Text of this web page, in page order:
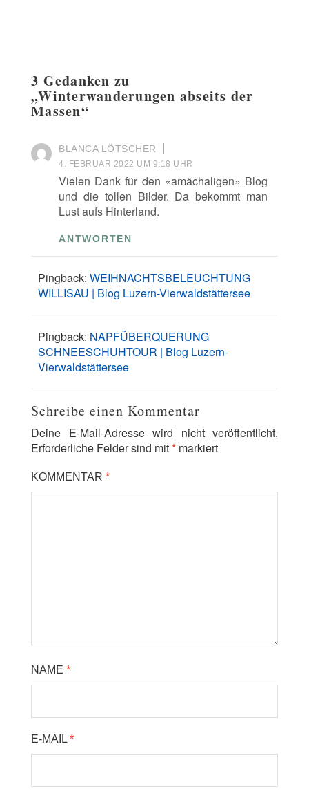
3 Gedanken zu
„Winterwanderungen abseits der
Massen“
BLANCA LÖTSCHER
4. FEBRUAR 2022 UM 9:18 UHR
Vielen Dank für den «amächaligen» Blog
und die tollen Bilder. Da bekommt man
Lust aufs Hinterland.
ANTWORTEN
Pingback: WEIHNACHTSBELEUCHTUNG
WILLISAU | Blog Luzern-Vierwaldstättersee
Pingback: NAPFÜBERQUERUNG
SCHNEESCHUHTOUR | Blog Luzern-
Vierwaldstättersee
Schreibe einen Kommentar
Deine E-Mail-Adresse wird nicht veröffentlicht.
Erforderliche Felder sind mit* markiert
KOMMENTAR *
NAME *
E-MAIL *